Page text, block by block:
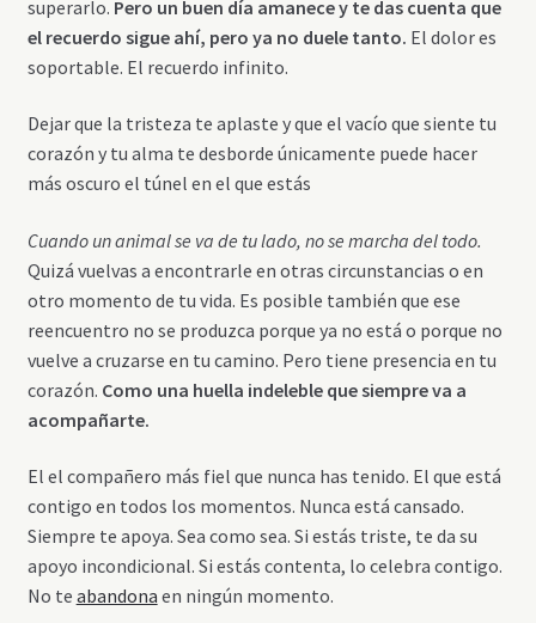
superarlo. Pero un buen día amanece y te das cuenta que
el recuerdo sigue ahí, pero ya no duele tanto. El dolor es
soportable. El recuerdo infinito.
Dejar que la tristeza te aplaste y que el vacío que siente tu
corazón y tu alma te desborde únicamente puede hacer
más oscuro el túnel en el que estás
Cuando un animal se va de tu lado, no se marcha del todo.
Quizá vuelvas a encontrarle en otras circunstancias o en
otro momento de tu vida. Es posible también que ese
reencuentro no se produzca porque ya no está o porque no
vuelve a cruzarse en tu camino. Pero tiene presencia en tu
corazón. Como una huella indeleble que siempre va a
acompañarte.
El el compañero más fiel que nunca has tenido. El que está
contigo en todos los momentos. Nunca está cansado.
Siempre te apoya. Sea como sea. Si estás triste, te da su
apoyo incondicional. Si estás contenta, lo celebra contigo.
No te abandona en ningún momento.